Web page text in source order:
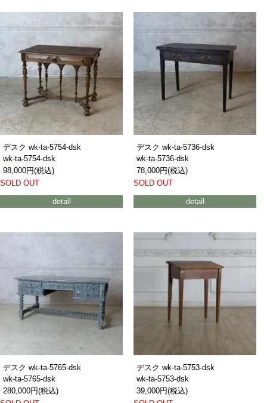
デスク wk-ta-5754-dsk
wk-ta-5754-dsk
98,000円(税込)
SOLD OUT
detail
デスク wk-ta-5736-dsk
wk-ta-5736-dsk
78,000円(税込)
SOLD OUT
detail
デスク wk-ta-5765-dsk
wk-ta-5765-dsk
280,000円(税込)
デスク wk-ta-5753-dsk
wk-ta-5753-dsk
39,000円(税込)